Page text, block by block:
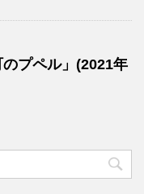
プペル」(2021年